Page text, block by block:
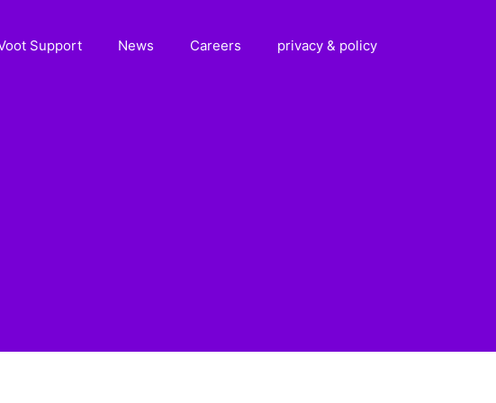
Support News Careers privacy & policy